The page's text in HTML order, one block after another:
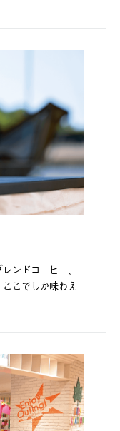
ンドコーヒー、
こでしか味わえ